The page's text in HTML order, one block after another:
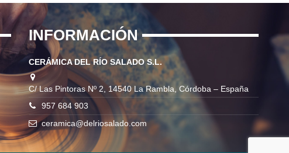
INFORMACIÓN
CERÁMICA DEL RÍO SALADO S.L.
C/ Las Pintoras Nº 2, 14540 La Rambla, Córdoba – España
957 684 903
ceramica@delriosalado.com